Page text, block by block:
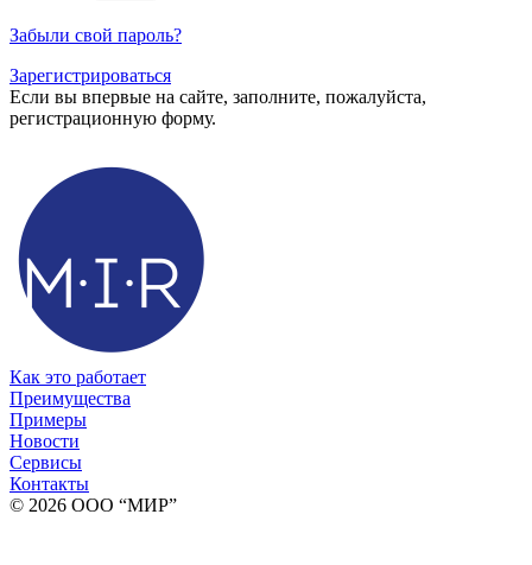
Забыли свой пароль?
Зарегистрироваться
Если вы впервые на сайте, заполните, пожалуйста,
регистрационную форму.
Как это работает
Преимущества
Примеры
Новости
Сервисы
Контакты
© 2026 ООО “МИР”